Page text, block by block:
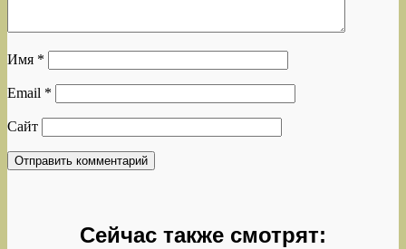
Имя *
Email *
Сайт
Сейчас также смотрят: